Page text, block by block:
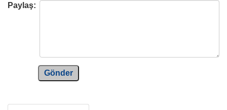
Paylaş:
Gönder